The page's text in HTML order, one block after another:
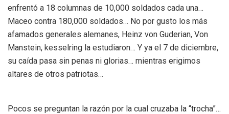
enfrentó a 18 columnas de 10,000 soldados cada una…
Maceo contra 180,000 soldados… No por gusto los más
afamados generales alemanes, Heinz von Guderian, Von
Manstein, kesselring la estudiaron… Y ya el 7 de diciembre,
su caída pasa sin penas ni glorias… mientras erigimos
altares de otros patriotas…
Pocos se preguntan la razón por la cual cruzaba la “trocha”…